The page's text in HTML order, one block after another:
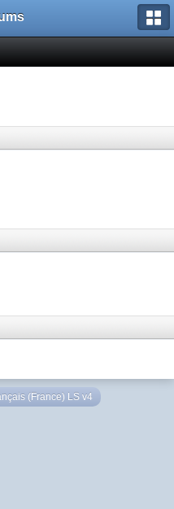
(France) LS v4